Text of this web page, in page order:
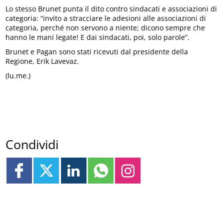
Lo stesso Brunet punta il dito contro sindacati e associazioni di
categoria: “invito a stracciare le adesioni alle associazioni di
categoria, perché non servono a niente; dicono sempre che
hanno le mani legate! E dai sindacati, poi, solo parole”.
Brunet e Pagan sono stati ricevuti dal presidente della
Regione, Erik Lavevaz.
(lu.me.)
Condividi